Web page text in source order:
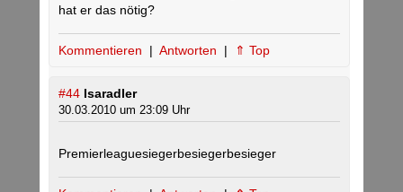
hat er das nötig?
Kommentieren | Antworten | ⇑ Top
#44 Isaradler
30.03.2010 um 23:09 Uhr
Premierleaguesiegerbesiegerbesieger